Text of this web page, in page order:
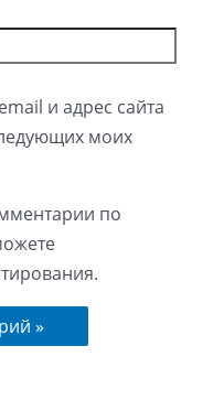
и адрес сайта
моих
по